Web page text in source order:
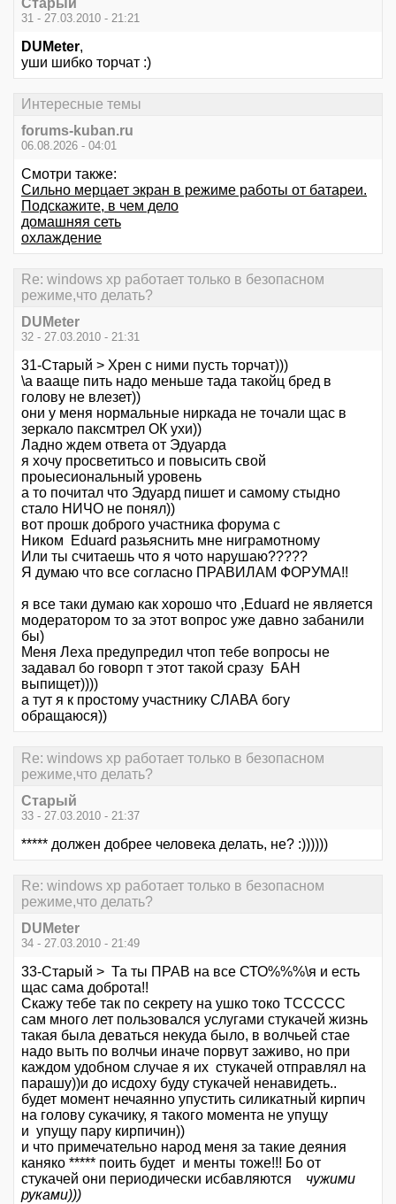
31 - 27.03.2010 - 21:21
DUMeter,
уши шибко торчат :)
Интересные темы
forums-kuban.ru
06.08.2026 - 04:01
Смотри также:
Сильно мерцает экран в режиме работы от батареи.
Подскажите, в чем дело
домашняя сеть
охлаждение
Re: windows xp работает только в безопасном
режиме,что делать?
DUMeter
32 - 27.03.2010 - 21:31
31-Старый > Хрен с ними пусть торчат)))
\а вааще пить надо меньше тада такойц бред в
голову не влезет))
они у меня нормальные ниркада не точали щас в
зеркало паксмтрел ОК ухи))
Ладно ждем ответа от Эдуарда
я хочу просветитьсо и повысить свой
проыесиональный уровень
а то почитал что Эдуард пишет и самому стыдно
стало НИЧО не понял))
вот прошк доброго участника форума с
Ником Eduard разьяснить мне ниграмотному
Или ты считаешь что я чото нарушаю?????
Я думаю что все согласно ПРАВИЛАМ ФОРУМА!!
я все таки думаю как хорошо что ,Eduard не является
модератором то за этот вопрос уже давно забанили
бы)
Меня Леха предупредил чтоп тебе вопросы не
задавал бо говорп т этот такой сразу БАН
выпищет))))
а тут я к простому участнику СЛАВА богу
обращаюся))
Re: windows xp работает только в безопасном
режиме,что делать?
Старый
33 - 27.03.2010 - 21:37
***** должен добрее человека делать, не? :))))))
Re: windows xp работает только в безопасном
режиме,что делать?
DUMeter
34 - 27.03.2010 - 21:49
33-Старый > Та ты ПРАВ на все СТО%%%\я и есть
щас сама доброта!!
Скажу тебе так по секрету на ушко токо ТССССС
сам много лет пользовался услугами стукачей жизнь
такая была деваться некуда было, в волчьей стае
надо выть по волчьи иначе порвут заживо, но при
каждом удобном случае я их стукачей отправлял на
парашу))и до исдоху буду стукачей ненавидеть..
будет момент нечаянно упустить силикатный кирпич
на голову сукачику, я такого момента не упущу
и упущу пару кирпичин))
и что примечательно народ меня за такие деяния
каняко ***** поить будет и менты тоже!!! Бо от
стукачей они периодически исбавляются чужими
руками)))